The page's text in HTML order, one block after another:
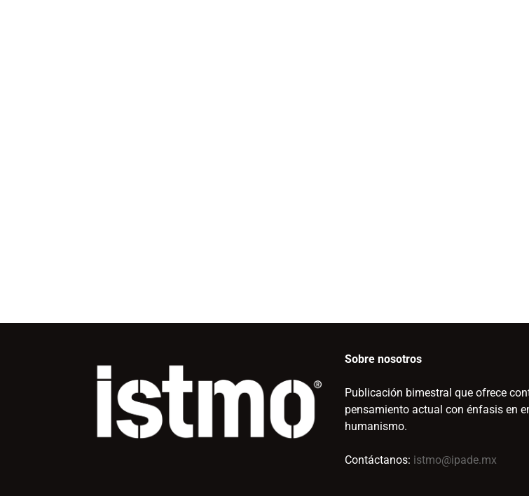
Sobre nosotros
Publicación bimestral que ofrece
pensamiento actual con énfasis en
humanismo.
Contáctanos: istmo@ipade.mx